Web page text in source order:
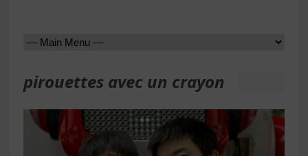
pirouettes avec un crayon